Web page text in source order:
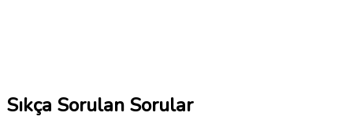
Sıkça Sorulan Sorular